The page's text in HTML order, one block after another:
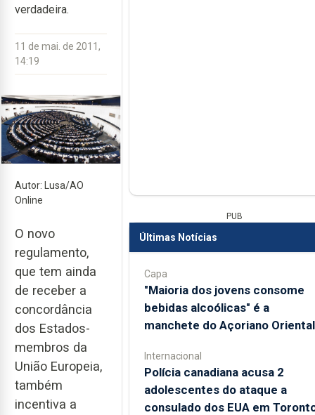
verdadeira.
11 de mai. de 2011,
14:19
Autor: Lusa/AO
Online
O novo
regulamento,
que tem ainda
de receber a
concordância
dos Estados-
membros da
União Europeia,
também
incentiva a
PUB
Últimas Notícias
Capa
"Maioria dos jovens consome
bebidas alcoólicas" é a
manchete do Açoriano Oriental
Internacional
Polícia canadiana acusa 2
adolescentes do ataque a
consulado dos EUA em